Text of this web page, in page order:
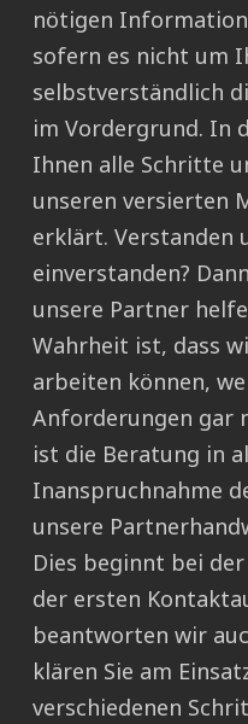
nötigen
sofern es nicht um
selbstverständlich
im Vordergrund. In
Ihnen alle Schritte
unseren versierten
erklärt. Verstanden
einverstanden?
unsere Partner
Wahrheit ist, dass
arbeiten können,
Anforderungen gar
ist die Beratung in
Inanspruchnahme
unsere
Dies beginnt bei
der ersten
beantworten wir
klären Sie am
verschiedenen